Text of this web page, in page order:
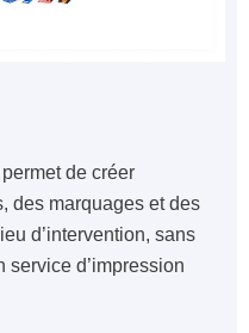
permet de créer
des marquages et des
d’intervention, sans
service d’impression